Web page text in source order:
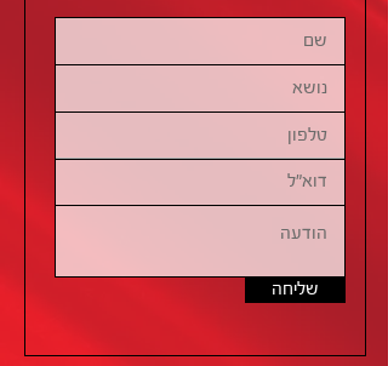
שליחה